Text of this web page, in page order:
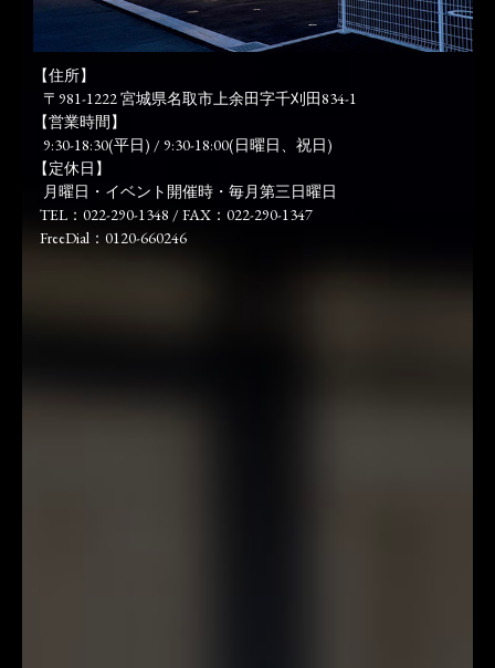
【住所】
〒981-1222 宮城県名取市上余田字千刈田834-1
【営業時間】
9:30-18:30(平日) / 9:30-18:00(日曜日、祝日)
【定休日】
月曜日・イベント開催時・毎月第三日曜日
TEL：022-290-1348 / FAX：022-290-1347
FreeDial：0120-660246